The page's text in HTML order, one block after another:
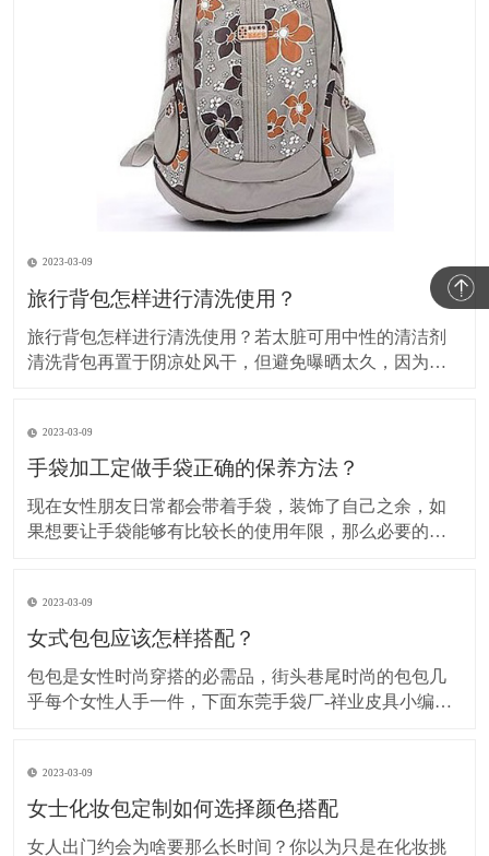
2023-03-09
旅行背包怎样进行清洗使用？
旅行背包怎样进行清洗使用？若太脏可用中性的清洁剂
清洗背包再置于阴凉处风干，但避免曝晒太久，因为紫
垫的针具须缝牢，尼龙线可用火烤断。具体方法如下： ​
旅行背包 1、用小刷子把浮土刷干净，适用于只有浮
2023-03-09
手袋加工定做手袋正确的保养方法？
现在女性朋友日常都会带着手袋，装饰了自己之余，如
果想要让手袋能够有比较长的使用年限，那么必要的护
擦拭手袋的表面，这样可以防止灰尘聚集，如果长时间
不使用的话，可以在手袋里面塞入报纸，防止出
2023-03-09
女式包包应该怎样搭配？
包包是女性时尚穿搭的必需品，街头巷尾时尚的包包几
乎每个女性人手一件，下面东莞手袋厂-祥业皮具小编大
这款帆布共和国的帆布双肩包做例：鲜明的色彩对接很
有个性，时尚的造型搭配普通的牛仔长衫，打底裤就
2023-03-09
女士化妆包定制如何选择颜色搭配
女人出门约会为啥要那么长时间？你以为只是在化妆挑